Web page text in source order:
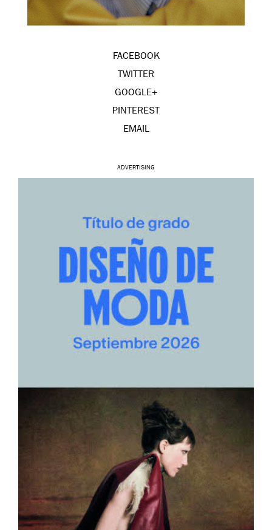
FACEBOOK
TWITTER
GOOGLE+
PINTEREST
EMAIL
ADVERTISING